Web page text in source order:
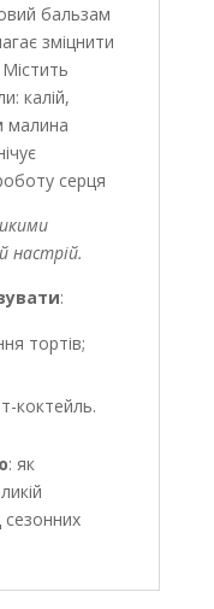
бальзам
зміцнити
калій,
малина
серця
настрій.
:
тортів;
коктейль.
: як
сезонних